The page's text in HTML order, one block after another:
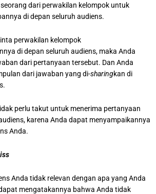
dari perwakilan kelompok untuk
di depan seluruh audiens.
perwakilan kelompok
di depan seluruh audiens, maka Anda
dari pertanyaan tersebut. Dan Anda
dari jawaban yang di-sharingkan di
perlu takut untuk menerima pertanyaan
karena Anda dapat menyampaikannya
Anda.
Anda tidak relevan dengan apa yang Anda
mengatakannya bahwa Anda tidak